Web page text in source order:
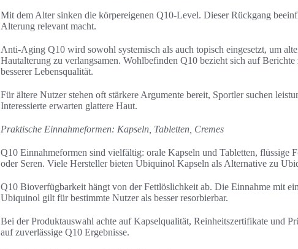
Mit dem Alter sinken die körpereigenen Q10-Level. Dieser Rückgang
Alterung relevant macht.
Anti-Aging Q10 wird sowohl systemisch als auch topisch eingesetzt, um
Hautalterung zu verlangsamen. Wohlbefinden Q10 bezieht sich auf
besserer Lebensqualität.
Für ältere Nutzer stehen oft stärkere Argumente bereit, Sportler suchen
Interessierte erwarten glattere Haut.
Praktische Einnahmeformen: Kapseln, Tabletten, Cremes
Q10 Einnahmeformen sind vielfältig: orale Kapseln und Tabletten, flüssige
oder Seren. Viele Hersteller bieten Ubiquinol Kapseln als Alternative zu
Q10 Bioverfügbarkeit hängt von der Fettlöslichkeit ab. Die Einnahme mit
Ubiquinol gilt für bestimmte Nutzer als besser resorbierbar.
Bei der Produktauswahl achte auf Kapselqualität, Reinheitszertifikate und
auf zuverlässige Q10 Ergebnisse.